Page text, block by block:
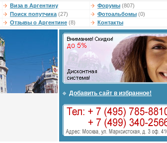
Виза в Аргентину Форумы (807)
Поиск попутчика (27) Фотоальбомы (0)
Отзывы о Аргентине (8) Контакты
Добавить сайт в избранное!